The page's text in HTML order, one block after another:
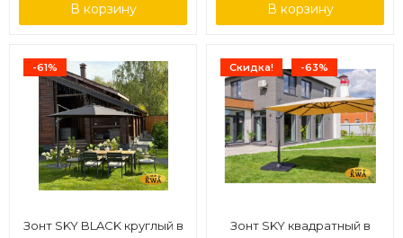
В корзину В корзину
-61%
Зонт SKY BLACK круглый в
Скидка! -63%
Зонт SKY квадратный в